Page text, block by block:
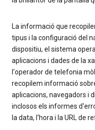
La informació que
tipus i la configuració del
dispositiu, el sistema
aplicacions i dades de la
l'operador de telefonia
recopilem informació
aplicacions, navegadors i
inclosos els informes
la data, l'hora i la URL de